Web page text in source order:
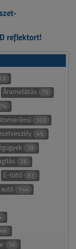
reflektort!
13
Áramellátás 79
74
103
45
18
26
E-töltő 61
144
46
58